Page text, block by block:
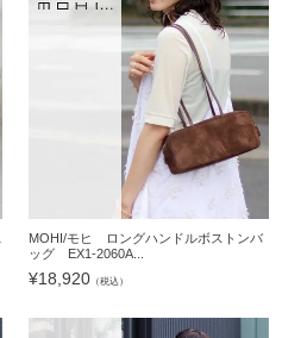
MOHI/モヒ ロングハンドルボストンバ
ッグ EX1-2060A...
¥18,920 （税込）